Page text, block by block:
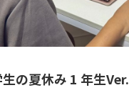
の夏休み 1 年生Ver.